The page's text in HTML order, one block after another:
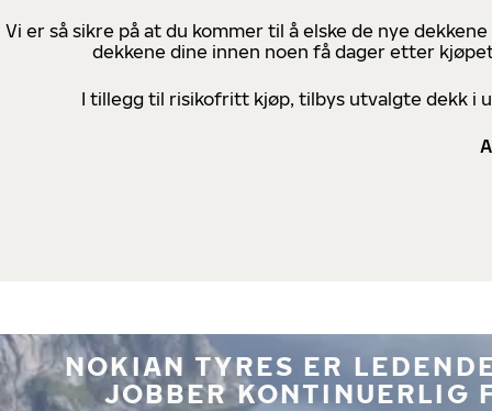
Vi er så sikre på at du kommer til å elske de nye
dekkene dine innen noen få dager etter
I tillegg til risikofritt kjøp, tilbys utvalgte dekk i
NOKIAN TYRES ER
JOBBER KONTINUERLIG